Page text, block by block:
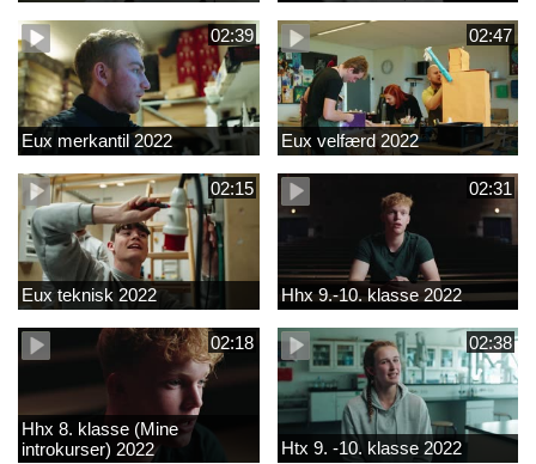
02:39
Eux merkantil 2022
02:47
Eux velfærd 2022
02:15
Eux teknisk 2022
02:31
Hhx 9.-10. klasse 2022
02:18
Hhx 8. klasse (Mine
introkurser) 2022
02:38
Htx 9. -10. klasse 2022